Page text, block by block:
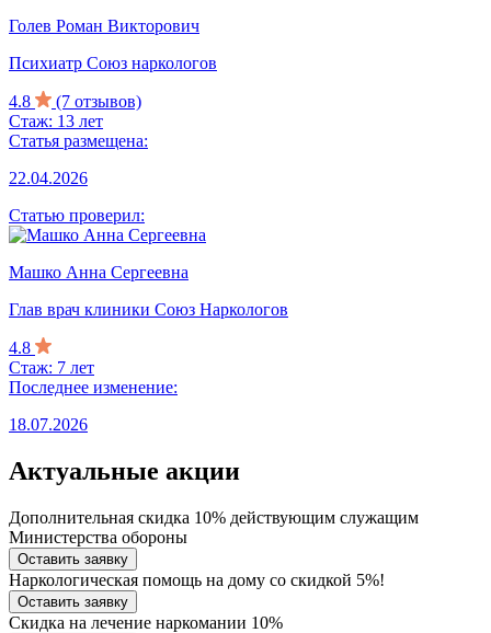
Голев Роман Викторович
Психиатр Союз наркологов
4.8
(7 отзывов)
Стаж: 13 лет
Статья размещена:
22.04.2026
Статью проверил:
Машко Анна Сергеевна
Глав врач клиники Союз Наркологов
4.8
Стаж: 7 лет
Последнее изменение:
18.07.2026
Актуальные акции
Дополнительная скидка 10% действующим служащим
Министерства обороны
Оставить заявку
Наркологическая помощь на дому со скидкой 5%!
Оставить заявку
Скидка на лечение наркомании 10%